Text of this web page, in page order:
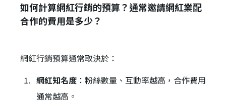
如何計算網紅行銷的預算？通常邀請網紅業配
合作的費用是多少？
網紅行銷預算通常取決於：
網紅知名度 ：粉絲數量、互動率越高，合作費用
通常越高。